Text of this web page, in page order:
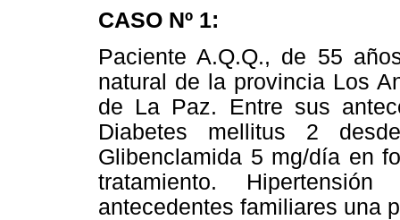
CASO Nº 1:
Paciente A.Q.Q., de 55
natural de la provincia Los
de La Paz. Entre sus
Diabetes mellitus 2
Glibenclamida 5 mg/día en
tratamiento.
antecedentes familiares una